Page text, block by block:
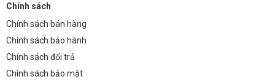
Chính sách
Chính sách bán hàng
Chính sách bảo hành
Chính sách đổi trả
Chính sách bảo mật